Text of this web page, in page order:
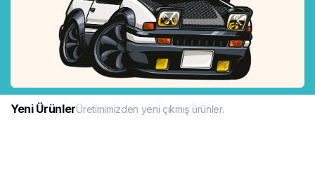
Yeni ÜrünlerÜretimimizden yeni çıkmış ürünler.